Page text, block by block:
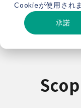
Cookieが使用されま
承諾